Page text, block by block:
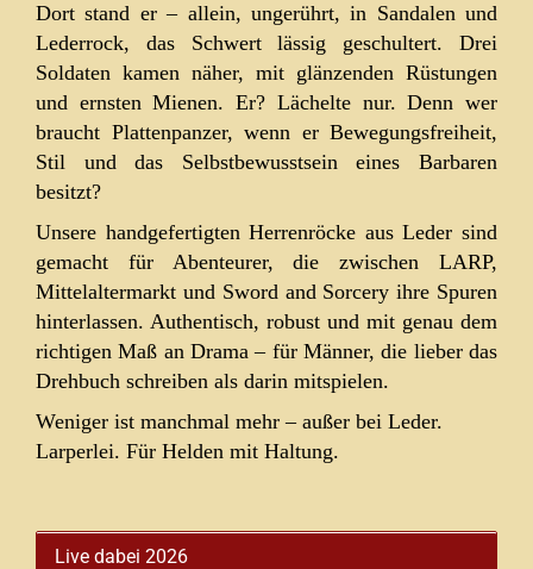
Dort stand er – allein, ungerührt, in Sandalen und
Lederrock, das Schwert lässig geschultert. Drei
Soldaten kamen näher, mit glänzenden Rüstungen
und ernsten Mienen. Er? Lächelte nur. Denn wer
braucht Plattenpanzer, wenn er Bewegungsfreiheit,
Stil und das Selbstbewusstsein eines Barbaren
besitzt?
Unsere handgefertigten Herrenröcke aus Leder sind
gemacht für Abenteurer, die zwischen LARP,
Mittelaltermarkt und Sword and Sorcery ihre Spuren
hinterlassen. Authentisch, robust und mit genau dem
richtigen Maß an Drama – für Männer, die lieber das
Drehbuch schreiben als darin mitspielen.
Weniger ist manchmal mehr – außer bei Leder.
Larperlei. Für Helden mit Haltung.
Live dabei 2026